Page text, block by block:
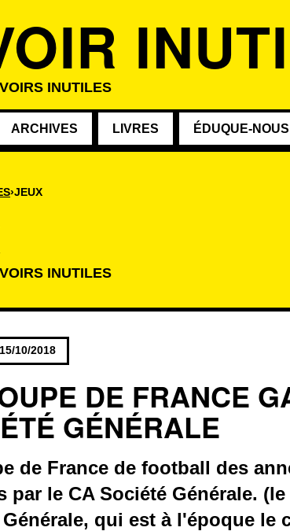
INUTILES
ARCHIVES LIVRES ÉDUQUE-NOUS
JEUX
INUTILES
la catégorie
15/10/2018
DE FRANCE
GÉNÉRALE
de France de football des
par le CA Société Générale.
qui est à l'époque le